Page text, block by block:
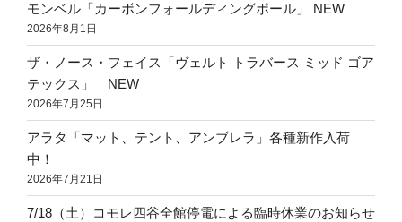
モンベル「カーボンフォールディングポール」 NEW
2026年8月1日
ザ・ノース・フェイス「ヴェルト トラバース ミッド ゴア
テックス」 NEW
2026年7月25日
アラタ「マット、テント、アンブレラ」各種新作入荷
中！
2026年7月21日
7/18（土）コモレ四谷全館停電による臨時休業のお知らせ